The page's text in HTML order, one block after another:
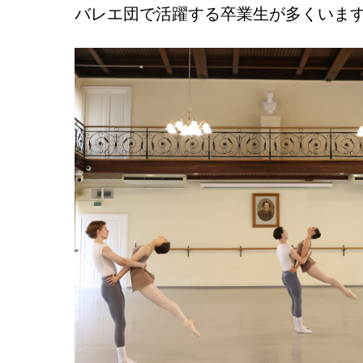
バレエ団で活躍する卒業生が多くいま